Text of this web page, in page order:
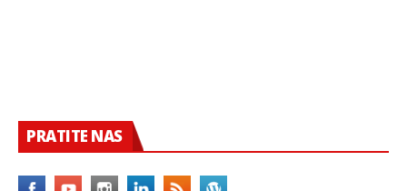
PRATITE NAS